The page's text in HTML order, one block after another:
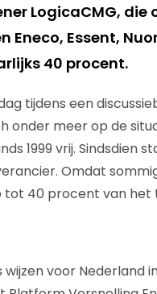
LogicaCMG,
Eneco, Essent,
40 procent.
tijdens een
onder meer op de
1999 vrij. Sindsdien
Omdat
40 procent van het
voor Nederland